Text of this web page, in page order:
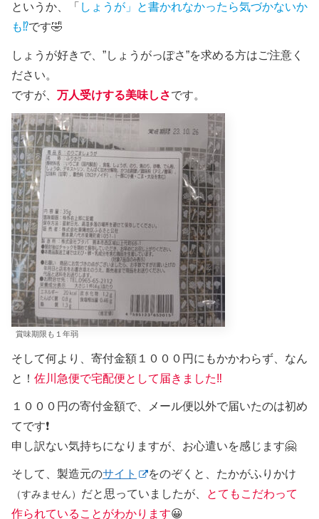
というか、「 しょうが」と書かれなかったら気づかないか
も⁉️です🤣
しょうが好きで、”しょうがっぽさ”を求める方はご注意く
ださい。
ですが、 万人受けする美味しさです。
賞味期限も１年弱
そして何より、寄付金額１０００円にもかかわらず、なん
と！ 佐川急便で宅配便として届きました‼️
１０００円の寄付金額で、メール便以外で届いたのは初め
てです❗️
申し訳ない気持ちになりますが、お心遣いを感じます🤗
そして、製造元のサイト をのぞくと、たかがふりかけ
（すみません） だと思っていましたが、
とてもこだわって
作られていることがわかります😀